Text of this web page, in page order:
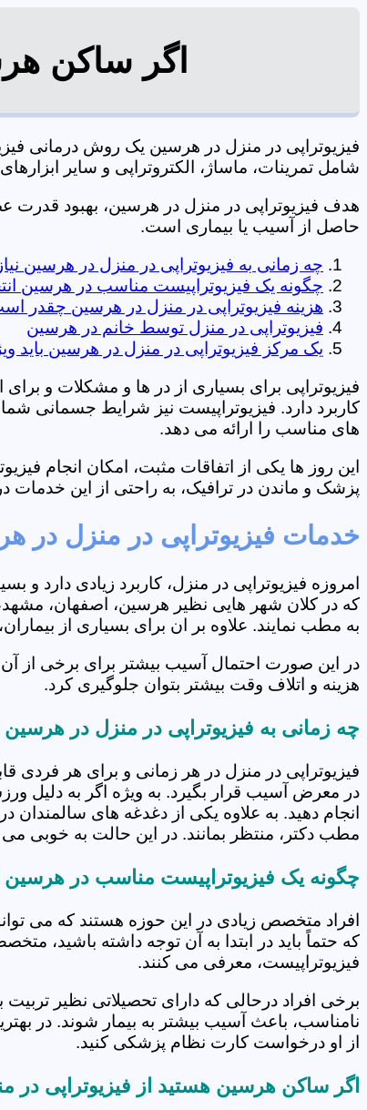
اگر ساکن
فیزیوتراپی در منزل در هرسین یک روش درمانی
شامل تمرینات، ماساژ، الکتروتراپی و سایر ابزارهای فیزیک درمانی می
هدف فیزیوتراپی در منزل در هرسین، بهبود
حاصل از آسیب یا بیماری است.
چه زمانی به فیزیوتراپی در منزل در هرسین
چگونه یک فیزیوتراپیست مناسب در هرسین
هزینه فیزیوتراپی در منزل در هرسین چقدر
فیزیوتراپی در منزل توسط خانم در هرسین
یک مرکز فیزیوتراپی در منزل در هرسین باید
فیزیوتراپی برای بسیاری از در ها و مشکلات و
کاربرد دارد. فیزیوتراپیست نیز شرایط جسمانی
های مناسب را ارائه می دهد.
این روز ها یکی از اتفاقات مثبت، امکان انجام
پزشک و ماندن در ترافیک، به راحتی از این خدمات
خدمات فیزیوتراپی در منزل در
امروزه فیزیوتراپی در منزل، کاربرد زیادی دارد
که در کلان شهر هایی نظیر هرسین، اصفهان،
به مطب نمایند. علاوه بر ان برای بسیاری از
در این صورت احتمال آسیب بیشتر برای برخی از
هزینه و اتلاف وقت بیشتر بتوان جلوگیری کرد.
چه زمانی به فیزیوتراپی در منزل در
فیزیوتراپی در منزل در هر زمانی و برای هر فردی
در معرض آسیب قرار بگیرد. به ویژه اگر به دلیل
انجام دهید. به علاوه یکی از دغدغه های
مطب دکتر، منتظر بمانند. در این حالت به خوبی می
چگونه یک فیزیوتراپیست مناسب در هرسین
افراد متخصص زیادی در این حوزه هستند که می
که حتماً باید در ابتدا به آن توجه داشته باشید،
فیزیوتراپیست، معرفی می کنند.
برخی افراد درحالی که دارای تحصیلاتی نظیر
نامناسب، باعث آسیب بیشتر به بیمار شوند. در
از او درخواست کارت نظام پزشکی کنید.
اگر ساکن هرسین هستید از فیزیوتراپی در